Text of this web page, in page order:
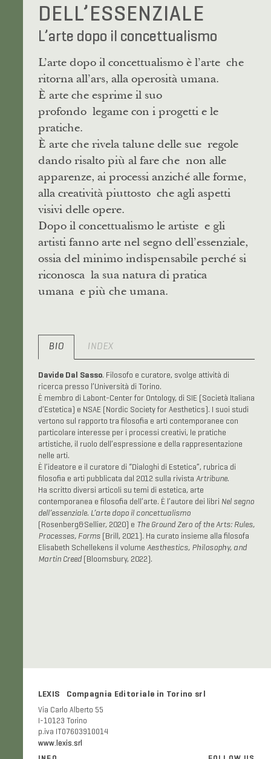
DELL’ESSENZIALE
L’arte dopo il concettualismo
L’arte dopo il concettualismo è l’arte che
ritorna all’ars, alla operosità umana.
È arte che esprime il suo
profondo legame con i progetti e le
pratiche.
È arte che rivela talune delle sue regole
dando risalto più al fare che non alle
apparenze, ai processi anziché alle forme,
alla creatività piuttosto che agli aspetti
visivi delle opere.
Dopo il concettualismo le artiste e gli
artisti fanno arte nel segno dell’essenziale,
ossia del minimo indispensabile perché si
riconosca la sua natura di pratica
umana e più che umana.
BIO INDEX
Davide Dal Sasso. Filosofo e curatore, svolge attività di
ricerca presso l’Università di Torino.
È membro di Labont-Center for Ontology, di SIE (Società Italiana
d’Estetica) e NSAE (Nordic Society for Aesthetics). I suoi studi
vertono sul rapporto tra filosofia e arti contemporanee con
particolare interesse per i processi creativi, le pratiche
artistiche, il ruolo dell’espressione e della rappresentazione
nelle arti.
È l’ideatore e il curatore di “Dialoghi di Estetica”, rubrica di
filosofia e arti pubblicata dal 2012 sulla rivista Artribune.
Ha scritto diversi articoli su temi di estetica, arte
contemporanea e filosofia dell’arte. È l’autore dei libri Nel segno
dell’essenziale. L’arte dopo il concettualismo
(Rosenberg&Sellier, 2020) e The Ground Zero of the Arts: Rules,
Processes, Forms(Brill, 2021). Ha curato insieme alla filosofa
Elisabeth Schellekens il volume Aesthestics, Philosophy, and
Martin Creed(Bloomsbury, 2022).
LEXIS Compagnia Editoriale in Torino srl
Via Carlo Alberto 55
I-10123 Torino
p.iva IT07603910014
www.lexis.srl